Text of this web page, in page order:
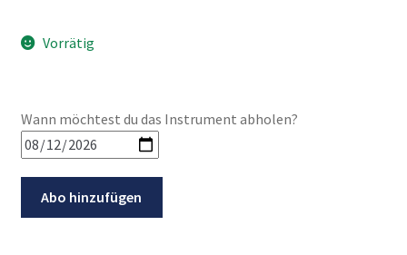
Vorrätig
Wann möchtest du das Instrument abholen?
Keyboardständer
Abo hinzufügen